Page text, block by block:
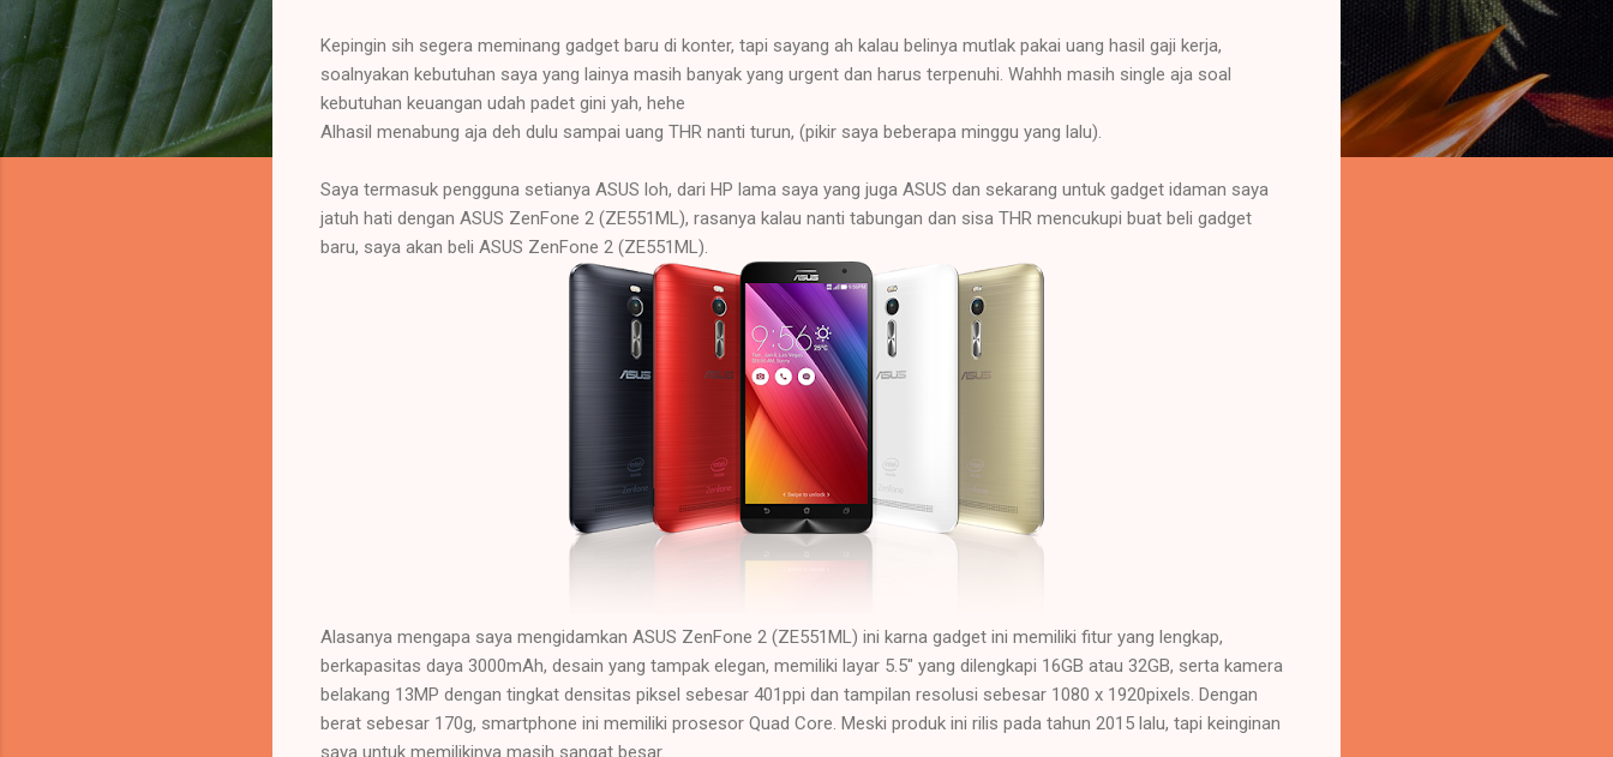
Kepingin sih segera meminang gadget baru di konter, tapi sayang ah kalau belinya mutlak pakai uang hasil gaji kerja,
soalnyakan kebutuhan saya yang lainya masih banyak yang urgent dan harus terpenuhi. Wahhh masih single aja soal
kebutuhan keuangan udah padet gini yah, hehe
Alhasil menabung aja deh dulu sampai uang THR nanti turun, (pikir saya beberapa minggu yang lalu).
Saya termasuk pengguna setianya ASUS loh, dari HP lama saya yang juga ASUS dan sekarang untuk gadget idaman saya
jatuh hati dengan ASUS ZenFone 2 (ZE551ML), rasanya kalau nanti tabungan dan sisa THR mencukupi buat beli gadget
baru, saya akan beli ASUS ZenFone 2 (ZE551ML).
Alasanya mengapa saya mengidamkan ASUS ZenFone 2 (ZE551ML) ini karna gadget ini memiliki fitur yang lengkap,
berkapasitas daya 3000mAh, desain yang tampak elegan, memiliki layar 5.5" yang dilengkapi 16GB atau 32GB, serta kamera
belakang 13MP dengan tingkat densitas piksel sebesar 401ppi dan tampilan resolusi sebesar 1080 x 1920pixels. Dengan
berat sebesar 170g, smartphone ini memiliki prosesor Quad Core. Meski produk ini rilis pada tahun 2015 lalu, tapi keinginan
saya untuk memilikinya masih sangat besar.